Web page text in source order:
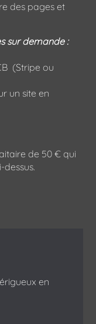
des pages et
sur demande :
(Stripe ou
un site en
de 50 € qui
en